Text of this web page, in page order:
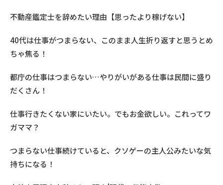
不動産鑑定士を辞めたい理由【思ったより稼げない】
40代は仕事がつまらない、このまま人生折り返すと思うとめ
ちゃ焦る！
都庁の仕事はつまらない…やりがいがある仕事は民間に盛り
だくさん！
仕事行きたくない家にいたい。でもお金欲しい。これってワ
ガママ？
つまらない仕事続けていると、クソゲーの主人公みたいな気
持ちになる！